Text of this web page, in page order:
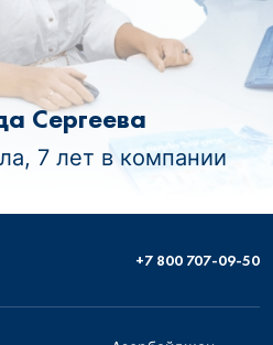
Сергеева
7 лет в компании
+7 800 707-09-50